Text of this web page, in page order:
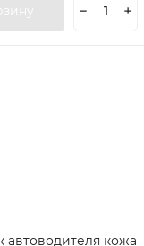
автоводителя кожа